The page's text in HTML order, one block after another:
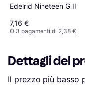
Edelrid Nineteen G II
7,16 €
O 3 pagamenti di 2,38 €
Dettagli del
Il prezzo più basso